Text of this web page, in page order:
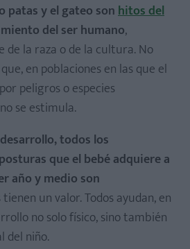
patas y el gateo sonhitos del
del ser humano,
de la raza o de la cultura. No
en poblaciones en las que el
peligros o especies
se estimula.
todos los
que el bebé adquiere a
año y medio son
tienen un valor. Todos ayudan, en
no solo físico, sino también
del niño.